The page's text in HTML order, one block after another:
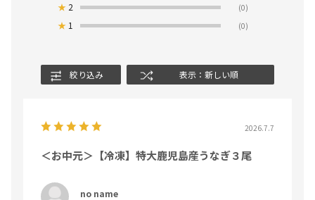
★ 2 (0)
★ 1 (0)
絞り込み 表示：新しい順
2026.7.7
＜お中元＞【冷凍】特大鹿児島産うなぎ３尾
no name